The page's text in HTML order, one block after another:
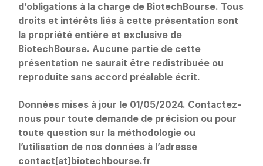
d’obligations à la charge de BiotechBourse. Tous
droits et intérêts liés à cette présentation sont
la propriété entière et exclusive de
BiotechBourse. Aucune partie de cette
présentation ne saurait être redistribuée ou
reproduite sans accord préalable écrit.
Données mises à jour le 01/05/2024. Contactez-
nous pour toute demande de précision ou pour
toute question sur la méthodologie ou
l’utilisation de nos données à l’adresse
contact[at]biotechbourse.fr